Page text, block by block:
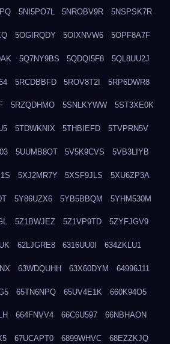
5NI5PO7L 5NROBV9R 5NSPSK7R
5OGIRQDY 5OIXNVW6 5OPF8A7F
5Q7NY9BS 5QDQI5F8 5QL8UU2J
5RCDBBFD 5ROV8T2I 5RP6DWR8
5RZQDHMO 5SNLKYWW 5ST3XE0K
5TDWKNIX 5THBIEFD 5TVPRN5V
5UUMB8OT 5V5K9CVS 5VB3LIYB
5XJ2MR7Y 5XSF9JLS 5XU6ZP3A
5Y86UZX6 5YB5BBQM 5YHM530M
5Z1BWJEZ 5Z1VP9TD 5ZYFJGV9
62LJGRE8 6316UU0I 634ZKLU1
63WDQUHH 63X60DYM 64996J11
65TN6NPQ 65UV4E1K 660K94O5
664FNVV4 66C6U597 66NBHAON
67UCAPT0 6899WHVC 68EZZKJQ